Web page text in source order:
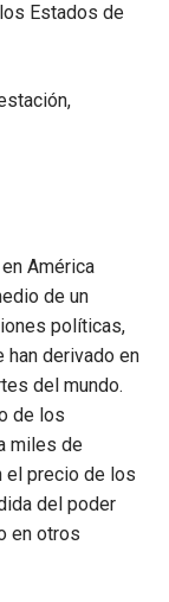
Estados de
América
de un
políticas,
han derivado en
del mundo.
de los
miles de
el precio de los
del poder
en otros